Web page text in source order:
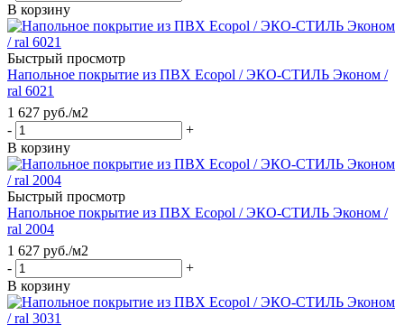
В корзину
Быстрый просмотр
Напольное покрытие из ПВХ Ecopol / ЭКО-СТИЛЬ Эконом /
ral 6021
1 627 руб./м2
-
+
В корзину
Быстрый просмотр
Напольное покрытие из ПВХ Ecopol / ЭКО-СТИЛЬ Эконом /
ral 2004
1 627 руб./м2
-
+
В корзину